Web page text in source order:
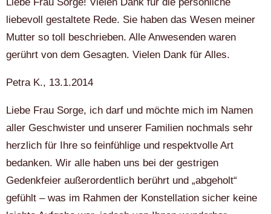
liebevoll gestaltete Rede. Sie haben das Wesen meiner
Mutter so toll beschrieben. Alle Anwesenden waren
gerührt von dem Gesagten. Vielen Dank für Alles.
Petra K., 13.1.2014
Liebe Frau Sorge, ich darf und möchte mich im Namen
aller Geschwister und unserer Familien nochmals sehr
herzlich für Ihre so feinfühlige und respektvolle Art
bedanken. Wir alle haben uns bei der gestrigen
Gedenkfeier außerordentlich berührt und „abgeholt“
gefühlt – was im Rahmen der Konstellation sicher keine